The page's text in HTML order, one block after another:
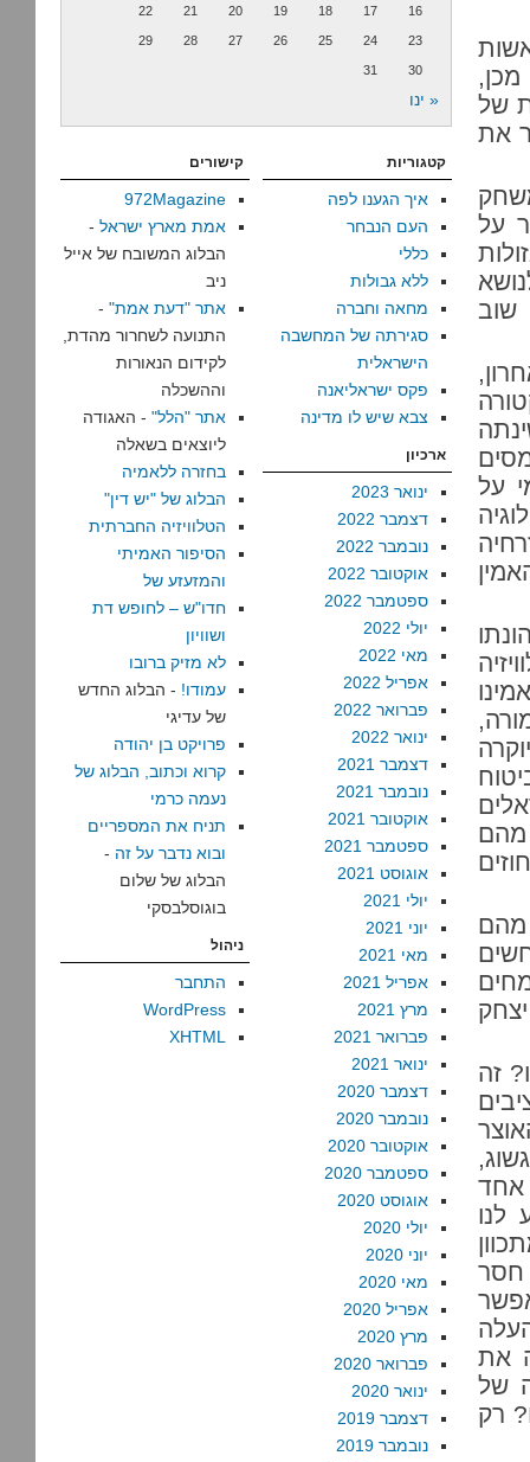
מכן,
של
את
על
שוב
על
על רכישת מזון כדי לחסוך בכסף, ו-19% מהם
מיליוני בני אדם. כ-140,000 מהם
כשהם חשים רעב חמור וכ-560,000 חשים
זה
אחד
לנו
חסר
את
של
רק
16
17
18
19
20
21
22
23
24
25
26
27
28
29
30
31
« ינו
קטגוריות
איך הגענו לפה
העם הנבחר
כללי
ללא גבולות
מחאה וחברה
סגירתה של המחשבה
הישראלית
פקס ישראליאנה
צבא שיש לו מדינה
ארכיון
ינואר 2023
דצמבר 2022
נובמבר 2022
אוקטובר 2022
ספטמבר 2022
יולי 2022
מאי 2022
אפריל 2022
פברואר 2022
ינואר 2022
דצמבר 2021
נובמבר 2021
אוקטובר 2021
ספטמבר 2021
אוגוסט 2021
יולי 2021
יוני 2021
מאי 2021
אפריל 2021
מרץ 2021
פברואר 2021
ינואר 2021
דצמבר 2020
נובמבר 2020
אוקטובר 2020
ספטמבר 2020
אוגוסט 2020
יולי 2020
יוני 2020
מאי 2020
אפריל 2020
מרץ 2020
פברואר 2020
ינואר 2020
דצמבר 2019
נובמבר 2019
קישורים
972Magazine
אמת מארץ ישראל -
הבלוג המשובח של אייל
ניב
אתר "דעת אמת" -
התנועה לשחרור מהדת,
לקידום הנאורות
וההשכלה
אתר "הלל" - האגודה
ליוצאים בשאלה
בחזרה ללאמיה
הבלוג של "יש דין"
הטלוויזיה החברתית
הסיפור האמיתי
והמזעזע של
חדו"ש – לחופש דת
ושוויון
לא מזיק ברובו
עמודו! - הבלוג החדש
של עדיגי
פרויקט בן יהודה
קרוא וכתוב, הבלוג של
נעמה כרמי
תניח את המספריים
ובוא נדבר על זה -
הבלוג של שלום
בוגוסלבסקי
ניהול
התחבר
WordPress
XHTML